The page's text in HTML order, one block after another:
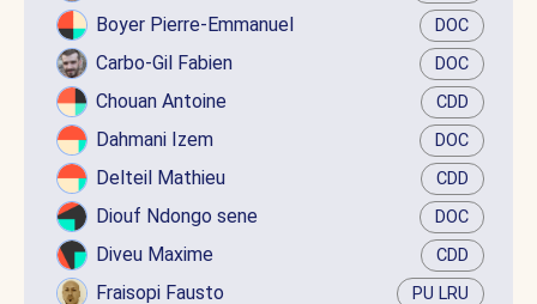
Boyer Pierre-Emmanuel DOC
Carbo-Gil Fabien DOC
Chouan Antoine CDD
Dahmani Izem DOC
Delteil Mathieu CDD
Diouf Ndongo sene DOC
Diveu Maxime CDD
Fraisopi Fausto PU LRU